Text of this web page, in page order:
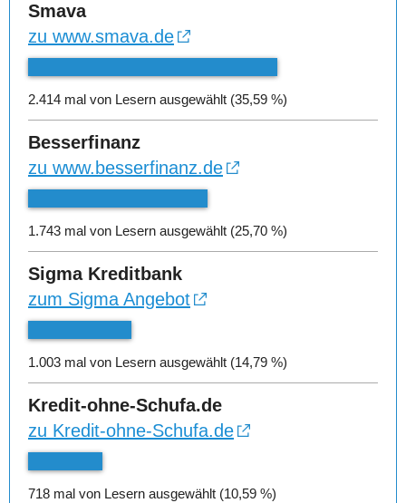
Smava
zu www.smava.de
2.414 mal von Lesern ausgewählt (35,59 %)
Besserfinanz
zu www.besserfinanz.de
1.743 mal von Lesern ausgewählt (25,70 %)
Sigma Kreditbank
zum Sigma Angebot
1.003 mal von Lesern ausgewählt (14,79 %)
Kredit-ohne-Schufa.de
zu Kredit-ohne-Schufa.de
718 mal von Lesern ausgewählt (10,59 %)